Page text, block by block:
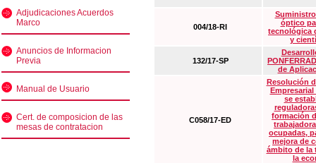
Adjudicaciones Acuerdos
Marco
Anuncios de Informacion
Previa
Manual de Usuario
Cert. de composicion de las
mesas de contratacion
004/18-RI
óptico
tecnológica
y
132/17-SP
de
C058/17-ED
Resolución
Empresarial
se
formación
ocupadas,
mejora de
ámbito de la
la